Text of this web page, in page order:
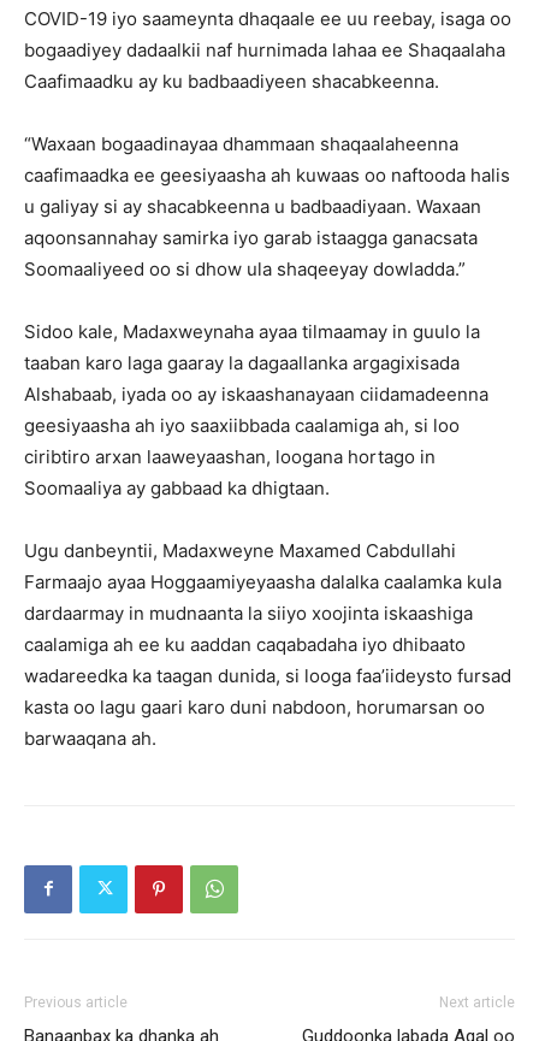
COVID-19 iyo saameynta dhaqaale ee uu reebay, isaga oo
bogaadiyey dadaalkii naf hurnimada lahaa ee Shaqaalaha
Caafimaadku ay ku badbaadiyeen shacabkeenna.
“Waxaan bogaadinayaa dhammaan shaqaalaheenna
caafimaadka ee geesiyaasha ah kuwaas oo naftooda halis
u galiyay si ay shacabkeenna u badbaadiyaan. Waxaan
aqoonsannahay samirka iyo garab istaagga ganacsata
Soomaaliyeed oo si dhow ula shaqeeyay dowladda.”
Sidoo kale, Madaxweynaha ayaa tilmaamay in guulo la
taaban karo laga gaaray la dagaallanka argagixisada
Alshabaab, iyada oo ay iskaashanayaan ciidamadeenna
geesiyaasha ah iyo saaxiibbada caalamiga ah, si loo
ciribtiro arxan laaweyaashan, loogana hortago in
Soomaaliya ay gabbaad ka dhigtaan.
Ugu danbeyntii, Madaxweyne Maxamed Cabdullahi
Farmaajo ayaa Hoggaamiyeyaasha dalalka caalamka kula
dardaarmay in mudnaanta la siiyo xoojinta iskaashiga
caalamiga ah ee ku aaddan caqabadaha iyo dhibaato
wadareedka ka taagan dunida, si looga faa’iideysto fursad
kasta oo lagu gaari karo duni nabdoon, horumarsan oo
barwaaqana ah.
Previous article
Banaanbax ka dhanka ah
Next article
Guddoonka labada Aqal oo